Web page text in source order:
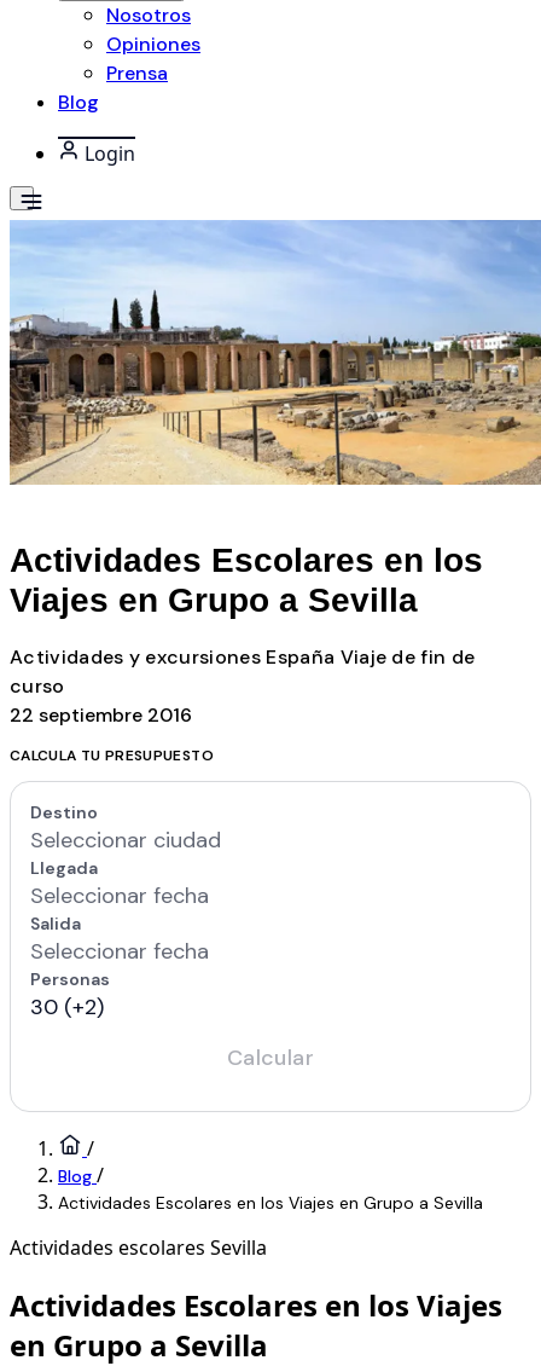
Nosotros
Opiniones
Prensa
Blog
Login
Actividades Escolares en los
Viajes en Grupo a Sevilla
Actividades y excursiones España Viaje de fin de
curso
22 septiembre 2016
CALCULA TU PRESUPUESTO
/
Blog /
Actividades Escolares en los Viajes en Grupo a Sevilla
Actividades escolares Sevilla
Actividades Escolares en los Viajes
en Grupo a Sevilla